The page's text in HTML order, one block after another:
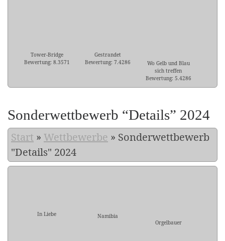
Tower-Bridge
Bewertung: 8.3571
Gestrandet
Bewertung: 7.4286
Wo Gelb und Blau
sich treffen
Bewertung: 5.4286
Sonderwettbewerb “Details” 2024
Start » Wettbewerbe » Sonderwettbewerb
"Details" 2024
In Liebe
Namibia
Orgelbauer